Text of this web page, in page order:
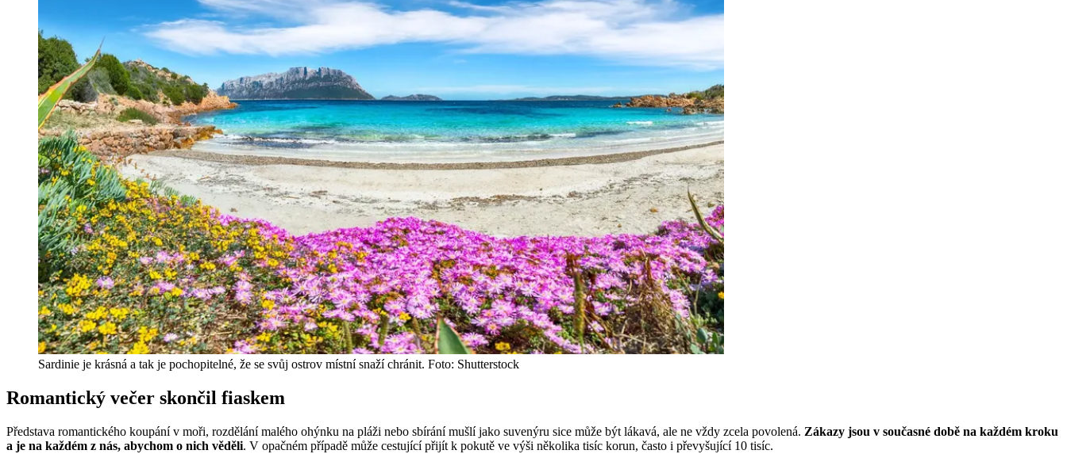
Sardinie je krásná a tak je pochopitelné, že se svůj ostrov místní snaží chránit. Foto: Shutterstock
Romantický večer skončil fiaskem
Představa romantického koupání v moři, rozdělání malého ohýnku na pláži nebo sbírání mušlí jako suvenýru sice může být lákavá, ale ne vždy zcela povolená. Zákazy jsou v současné době na každém kroku
a je na každém z nás, abychom o nich věděli. V opačném případě může cestující přijít k pokutě ve výši několika tisíc korun, často i převyšující 10 tisíc.